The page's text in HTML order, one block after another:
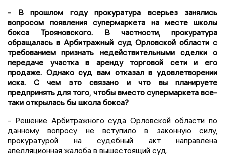
- В прошлом году прокуратура всерьез занялись
вопросом появления супермаркета на месте школы
бокса Трояновского. В частности, прокуратура
обращалась в Арбитражный суд Орловской области с
требованием признать недействительными сделки о
передаче участка в аренду торговой сети и его
продаже. Однако суд вам отказал в удовлетворении
иска. С чем это связано и что вы планируете
предпринять для того, чтобы вместо супермаркета все-
таки открылась бы школа бокса?
- Решение Арбитражного суда Орловской области по
данному вопросу не вступило в законную силу,
прокуратурой на судебный акт направлена
апелляционная жалоба в вышестоящий суд.